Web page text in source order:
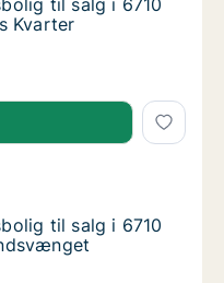
til salg i 6710
til salg i 6710
Kvarter
til salg i 6710
til salg i 6710
i 6710 Esbjerg V,
til salg i 6710
til salg i 6710